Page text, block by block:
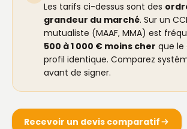
Les tarifs ci-dessus sont des
grandeur du marché. Sur un
mutualiste (MAAF, MMA) est
500 à 1 000 € moins cher que le
profil identique. Comparez
avant de signer.
Recevoir un devis comparatif